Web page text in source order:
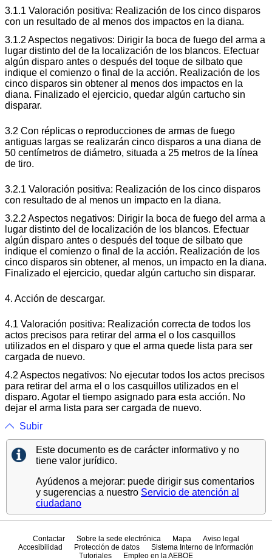
3.1.1 Valoración positiva: Realización de los cinco disparos
con un resultado de al menos dos impactos en la diana.
3.1.2 Aspectos negativos: Dirigir la boca de fuego del arma a
lugar distinto del de la localización de los blancos. Efectuar
algún disparo antes o después del toque de silbato que
indique el comienzo o final de la acción. Realización de los
cinco disparos sin obtener al menos dos impactos en la
diana. Finalizado el ejercicio, quedar algún cartucho sin
disparar.
3.2 Con réplicas o reproducciones de armas de fuego
antiguas largas se realizarán cinco disparos a una diana de
50 centímetros de diámetro, situada a 25 metros de la línea
de tiro.
3.2.1 Valoración positiva: Realización de los cinco disparos
con resultado de al menos un impacto en la diana.
3.2.2 Aspectos negativos: Dirigir la boca de fuego del arma a
lugar distinto del de localización de los blancos. Efectuar
algún disparo antes o después del toque de silbato que
indique el comienzo o final de la acción. Realización de los
cinco disparos sin obtener, al menos, un impacto en la diana.
Finalizado el ejercicio, quedar algún cartucho sin disparar.
4. Acción de descargar.
4.1 Valoración positiva: Realización correcta de todos los
actos precisos para retirar del arma el o los casquillos
utilizados en el disparo y que el arma quede lista para ser
cargada de nuevo.
4.2 Aspectos negativos: No ejecutar todos los actos precisos
para retirar del arma el o los casquillos utilizados en el
disparo. Agotar el tiempo asignado para esta acción. No
dejar el arma lista para ser cargada de nuevo.
Subir
Este documento es de carácter informativo y no
tiene valor jurídico.
Ayúdenos a mejorar: puede dirigir sus comentarios
y sugerencias a nuestro Servicio de atención al
ciudadano
Contactar Sobre la sede electrónica Mapa
Aviso legal
Accesibilidad
Protección de datos
Sistema Interno de Información
Tutoriales
Empleo en la AEBOE